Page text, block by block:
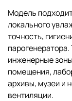
Модель
локального
точность,
инженерные
помещения,
архивы, музеи и
вентиляции.